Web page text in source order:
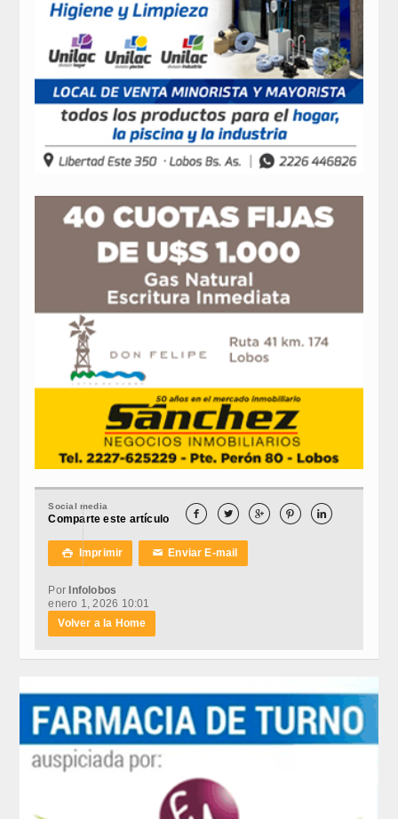
Social media
Comparte este artículo     
 Imprimir ✉Enviar E-mail
Por Infolobos
enero 1, 2026 10:01
Volver a la Home